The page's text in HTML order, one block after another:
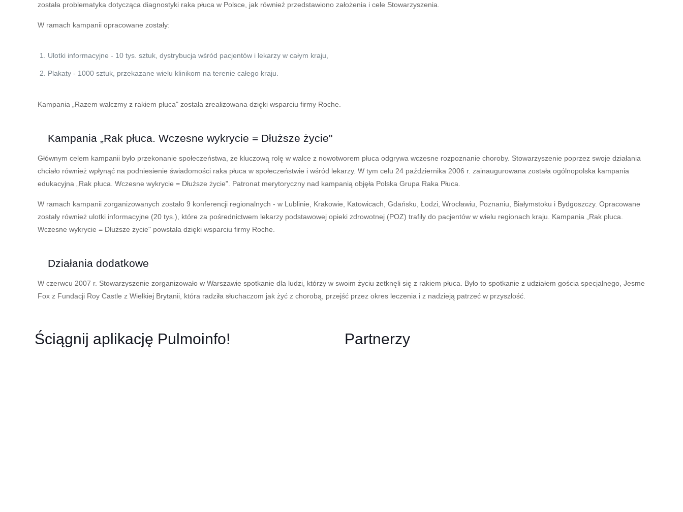
została problematyka dotycząca diagnostyki raka płuca w Polsce, jak również przedstawiono założenia i cele Stowarzyszenia.
W ramach kampanii opracowane zostały:
Ulotki informacyjne - 10 tys. sztuk, dystrybucja wśród pacjentów i lekarzy w całym kraju,
Plakaty - 1000 sztuk, przekazane wielu klinikom na terenie całego kraju.
Kampania „Razem walczmy z rakiem płuca" została zrealizowana dzięki wsparciu firmy Roche.
Kampania „Rak płuca. Wczesne wykrycie = Dłuższe życie"
Głównym celem kampanii było przekonanie społeczeństwa, że kluczową rolę w walce z nowotworem płuca odgrywa wczesne rozpoznanie choroby. Stowarzyszenie poprzez swoje działania
chciało również wpłynąć na podniesienie świadomości raka płuca w społeczeństwie i wśród lekarzy. W tym celu 24 października 2006 r. zainaugurowana została ogólnopolska kampania
edukacyjna „Rak płuca. Wczesne wykrycie = Dłuższe życie". Patronat merytoryczny nad kampanią objęła Polska Grupa Raka Płuca.
W ramach kampanii zorganizowanych zostało 9 konferencji regionalnych - w Lublinie, Krakowie, Katowicach, Gdańsku, Łodzi, Wrocławiu, Poznaniu, Białymstoku i Bydgoszczy. Opracowane
zostały również ulotki informacyjne (20 tys.), które za pośrednictwem lekarzy podstawowej opieki zdrowotnej (POZ) trafiły do pacjentów w wielu regionach kraju. Kampania „Rak płuca.
Wczesne wykrycie = Dłuższe życie" powstała dzięki wsparciu firmy Roche.
Działania dodatkowe
W czerwcu 2007 r. Stowarzyszenie zorganizowało w Warszawie spotkanie dla ludzi, którzy w swoim życiu zetknęli się z rakiem płuca. Było to spotkanie z udziałem gościa specjalnego, Jesme
Fox z Fundacji Roy Castle z Wielkiej Brytanii, która radziła słuchaczom jak żyć z chorobą, przejść przez okres leczenia i z nadzieją patrzeć w przyszłość.
Ściągnij aplikację Pulmoinfo! Partnerzy